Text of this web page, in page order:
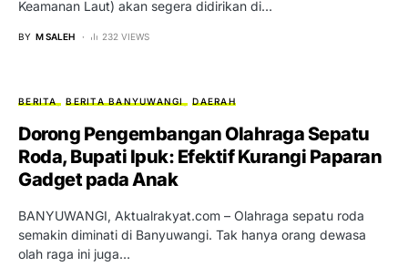
Keamanan Laut) akan segera didirikan di…
BY M SALEH 232 VIEWS
BERITA BERITA BANYUWANGI DAERAH
Dorong Pengembangan Olahraga Sepatu
Roda, Bupati Ipuk: Efektif Kurangi Paparan
Gadget pada Anak
BANYUWANGI, Aktualrakyat.com – Olahraga sepatu roda
semakin diminati di Banyuwangi. Tak hanya orang dewasa
olah raga ini juga…